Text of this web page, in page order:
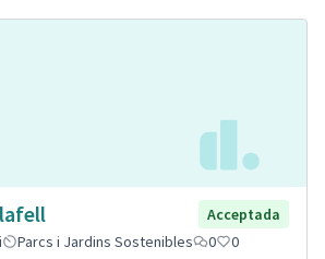
Acceptada
Parcs i Jardins Sostenibles 0 0